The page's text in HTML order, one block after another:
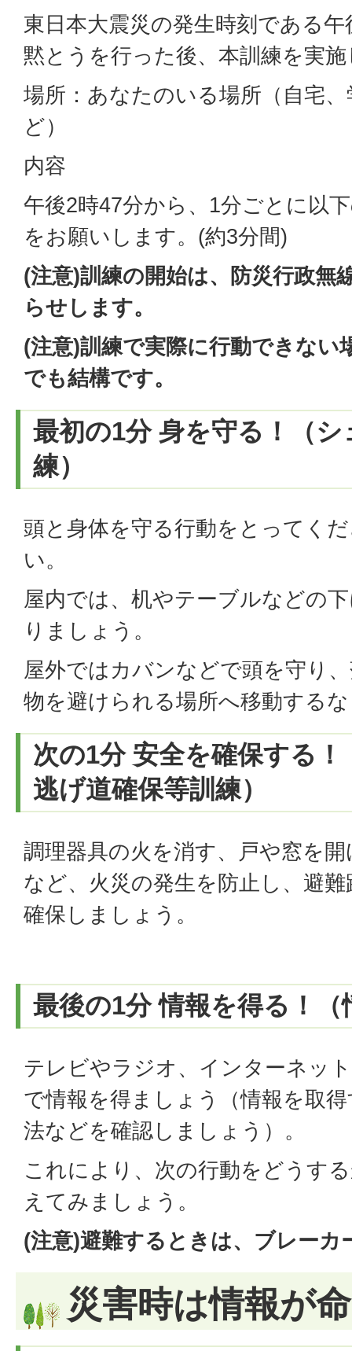
東日本大震災の発生時刻である
黙とうを行った後、本訓練を実
場所：あなたのいる場所（自宅
ど）
内容
午後2時47分から、1分ごとに以
をお願いします。(約3分間)
(注意)訓練の開始は、防災行政無
らせします。
(注意)訓練で実際に行動できない
でも結構です。
最初の1分 身を守る！（
練）
頭と身体を守る行動をとってく
い。
屋内では、机やテーブルなどの
りましょう。
屋外ではカバンなどで頭を守り
物を避けられる場所へ移動する
次の1分 安全を確保する
逃げ道確保等訓練）
調理器具の火を消す、戸や窓を開
など、火災の発生を防止し、避難
確保しましょう。
最後の1分 情報を得る！（
テレビやラジオ、インターネッ
で情報を得ましょう（情報を取
法などを確認しましょう）。
これにより、次の行動をどうす
えてみましょう。
(注意)避難するときは、ブレーカ
災害時は情報が